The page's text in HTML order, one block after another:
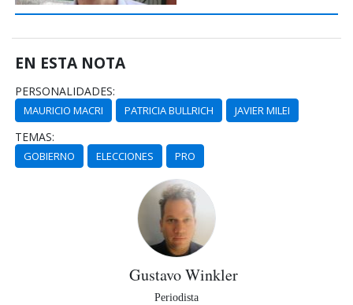
EN ESTA NOTA
PERSONALIDADES:
MAURICIO MACRI PATRICIA BULLRICH JAVIER MILEI
TEMAS:
GOBIERNO ELECCIONES PRO
Gustavo Winkler
Periodista